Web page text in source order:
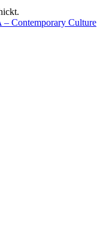
Contemporary Culture